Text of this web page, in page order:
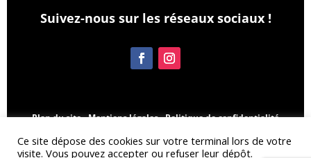
Suivez-nous sur les réseaux sociaux !
Plan du site -Mentions légales -Politique de confidentialité
Inov@-web
Ce site dépose des cookies sur votre terminal lors de votre
visite. Vous pouvez accepter ou refuser leur dépôt.